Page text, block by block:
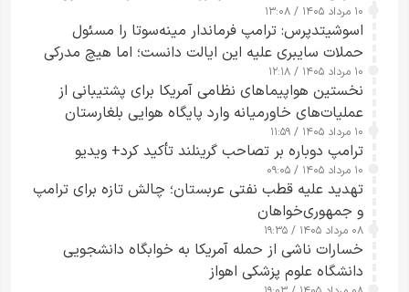
۱۰ مرداد ۱۴۰۵ / ۱۳:۰۸
اسوشیتدپرس: ترامپ فرماندار مینه‌سوتا را مسئول
حملات سایبری علیه این ایالت دانست؛ اما هیچ مدرکی
ارائه نکرد
۱۰ مرداد ۱۴۰۵ / ۱۲:۱۸
نخستین هواپیماهای نظامی آمریکا برای پشتیبانی از
عملیات‌های خاورمیانه وارد پایگاه هوایی بلغارستان
شدند
۱۰ مرداد ۱۴۰۵ / ۱۱:۵۹
ترامپ دوباره بر تصاحب گرینلند تأکید کرد+ ویدیو
۱۰ مرداد ۱۴۰۵ / ۰۹:۰۵
تهدید علیه قطب نفتی عربستان؛ چالش تازه برای ترامپ
و جمهوری‌خواهان
۰۸ مرداد ۱۴۰۵ / ۱۹:۳۵
خسارات ناشی از حمله آمریکا به خوابگاه دانشجویی
دانشگاه علوم پزشکی اهواز